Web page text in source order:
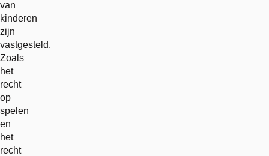
van
kinderen
zijn
vastgesteld.
Zoals
het
recht
op
spelen
en
het
recht